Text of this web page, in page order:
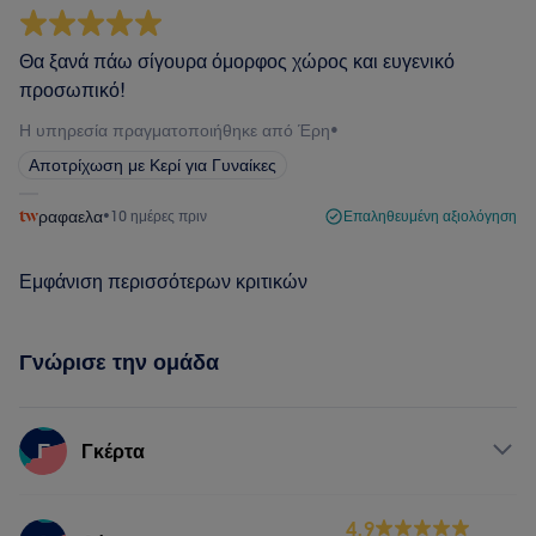
Θα ξανά πάω σίγουρα όμορφος χώρος και ευγενικό
προσωπικό!
Η υπηρεσία πραγματοποιήθηκε από Έρη•
Αποτρίχωση με Κερί για Γυναίκες
ραφαελα•10 ημέρες πριν Επαληθευμένη αξιολόγηση
Εμφάνιση περισσότερων κριτικών
Γνώρισε την ομάδα
Γ Γκέρτα
Υπηρεσίες 4.9